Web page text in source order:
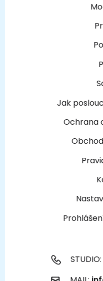
Jak
Ochrana
STUDIO: